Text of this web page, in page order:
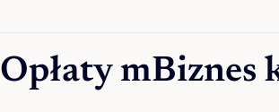
Opłaty mBiznes